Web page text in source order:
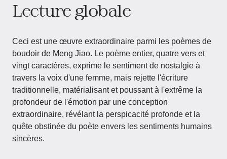
Lecture globale
Ceci est une œuvre extraordinaire parmi les poèmes de
boudoir de Meng Jiao. Le poème entier, quatre vers et
vingt caractères, exprime le sentiment de nostalgie à
travers la voix d'une femme, mais rejette l'écriture
traditionnelle, matérialisant et poussant à l'extrême la
profondeur de l'émotion par une conception
extraordinaire, révélant la perspicacité profonde et la
quête obstinée du poète envers les sentiments humains
sincères.